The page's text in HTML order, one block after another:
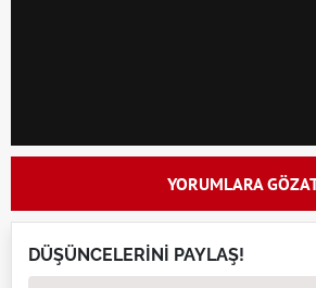
YORUMLARA
DÜŞÜNCELERİNİ PAYLAŞ!